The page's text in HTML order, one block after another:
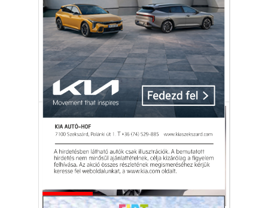
versenyre szánt Škodáját
A Škoda az 1950-es évek végén mindössze
két példányt készített az 1100 OHC
Coupéból.
Škoda 1100 OHC felújítás
Autó-Motor